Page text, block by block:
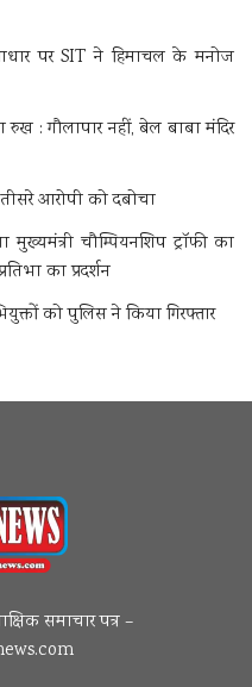
पर SIT ने हिमाचल के मनोज
: गौलापार नहीं, बेल बाबा मंदिर
आरोपी को दबोचा
चौम्पियनशिप ट्रॉफी का
का प्रदर्शन
को पुलिस ने किया गिरफ्तार
समाचार पत्र –